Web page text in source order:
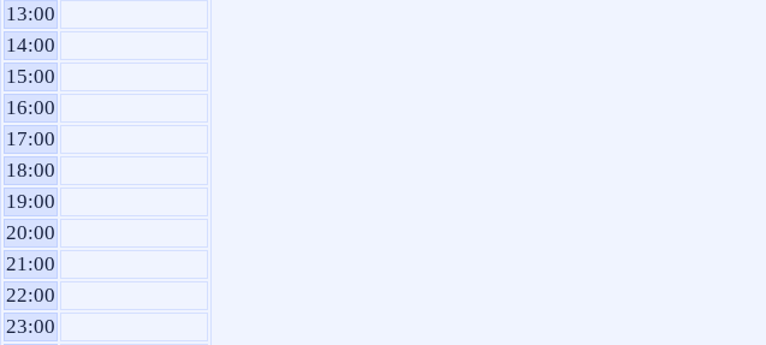
13:00
14:00
15:00
16:00
17:00
18:00
19:00
20:00
21:00
22:00
23:00